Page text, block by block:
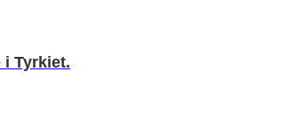
i Tyrkiet.